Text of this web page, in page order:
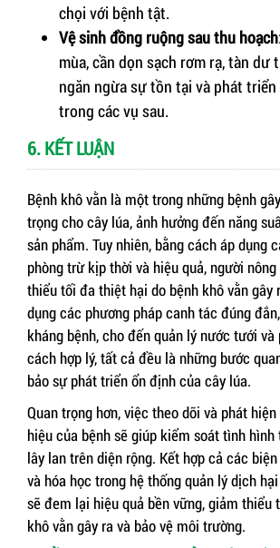
chọi với bệnh tật.
Vệ sinh đồng ruộng sau thu hoạch
mùa, cần dọn sạch rơm rạ, tàn dư
ngăn ngừa sự tồn tại và phát triển
trong các vụ sau.
6. KẾT LUẬN
Bệnh khô vằn là một trong những bệnh
trọng cho cây lúa, ảnh hưởng đến năng
sản phẩm. Tuy nhiên, bằng cách áp dụng
phòng trừ kịp thời và hiệu quả, người
thiểu tối đa thiệt hại do bệnh khô vằn gây
dụng các phương pháp canh tác đúng
kháng bệnh, cho đến quản lý nước tưới và
cách hợp lý, tất cả đều là những bước
bảo sự phát triển ổn định của cây lúa.
Quan trọng hơn, việc theo dõi và phát
hiệu của bệnh sẽ giúp kiểm soát tình
lây lan trên diện rộng. Kết hợp cả các
và hóa học trong hệ thống quản lý dịch
sẽ đem lại hiệu quả bền vững, giảm thiểu
khô vằn gây ra và bảo vệ môi trường.